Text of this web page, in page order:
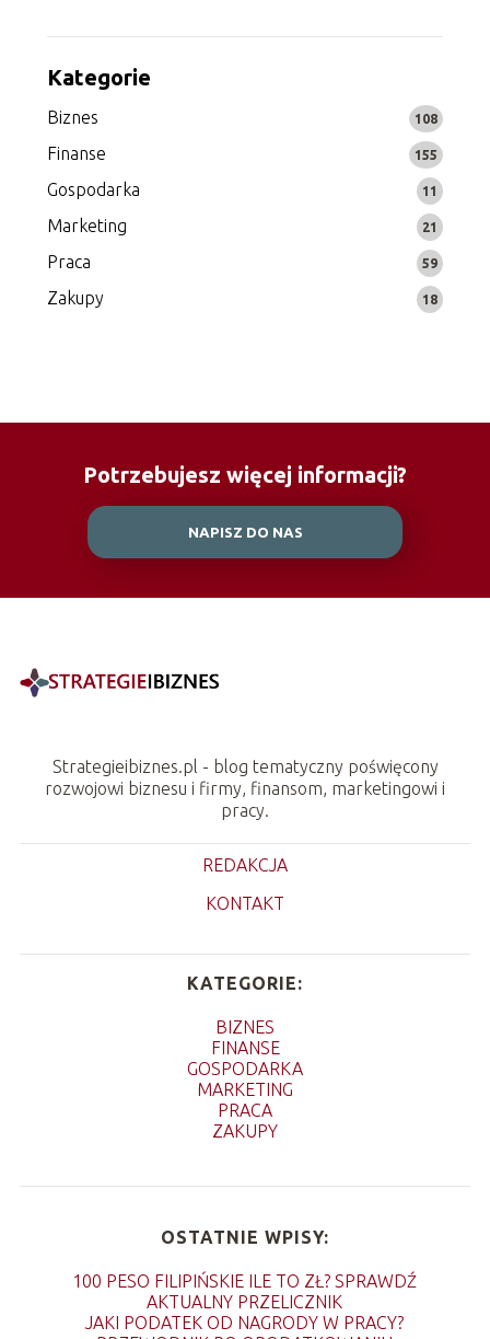
Kategorie
Biznes 108
Finanse 155
Gospodarka 11
Marketing 21
Praca 59
Zakupy 18
Potrzebujesz więcej informacji?
NAPISZ DO NAS
Strategieibiznes.pl - blog tematyczny poświęcony
rozwojowi biznesu i firmy, finansom, marketingowi i
pracy.
REDAKCJA
KONTAKT
KATEGORIE:
BIZNES
FINANSE
GOSPODARKA
MARKETING
PRACA
ZAKUPY
OSTATNIE WPISY:
100 PESO FILIPIŃSKIE ILE TO ZŁ? SPRAWDŹ
AKTUALNY PRZELICZNIK
JAKI PODATEK OD NAGRODY W PRACY?